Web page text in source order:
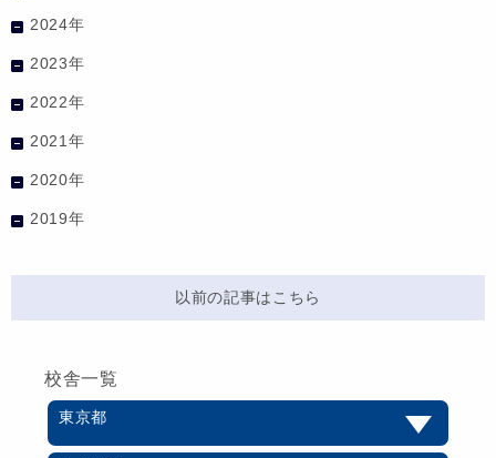
2024年
2023年
2022年
2021年
2020年
2019年
以前の記事はこちら
校舎一覧
東京都